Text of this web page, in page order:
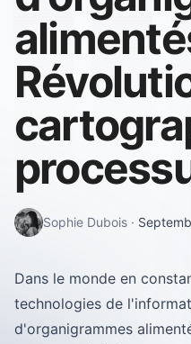
Sophie Dubois ·
Dans le monde en
technologies de
d'organigrammes